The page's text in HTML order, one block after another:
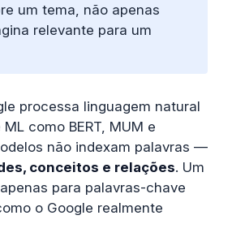
um tema, não apenas
relevante para um
processa linguagem natural
como BERT, MUM e
não indexam palavras —
conceitos e relações. Um
para palavras-chave
o Google realmente